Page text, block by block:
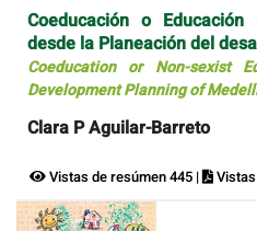
Coeducación o
desde la Planeación del
Coeducation or Non-sexist
Development Planning of
Clara P Aguilar-Barreto
Vistas de resúmen 445 |